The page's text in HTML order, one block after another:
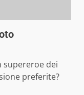
supereroe dei
preferite?